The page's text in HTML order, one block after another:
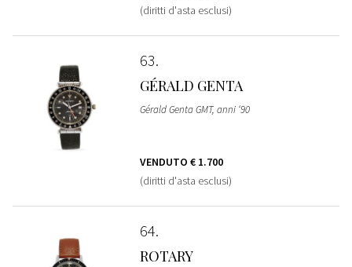
(diritti d'asta esclusi)
63
GÉRALD GENTA
Gérald Genta GMT, anni ‘90
VENDUTO € 1.700
(diritti d'asta esclusi)
64
ROTARY